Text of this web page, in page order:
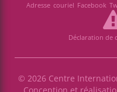
Adresse couriel Facebook
Déclaration de
© 2026 Centre